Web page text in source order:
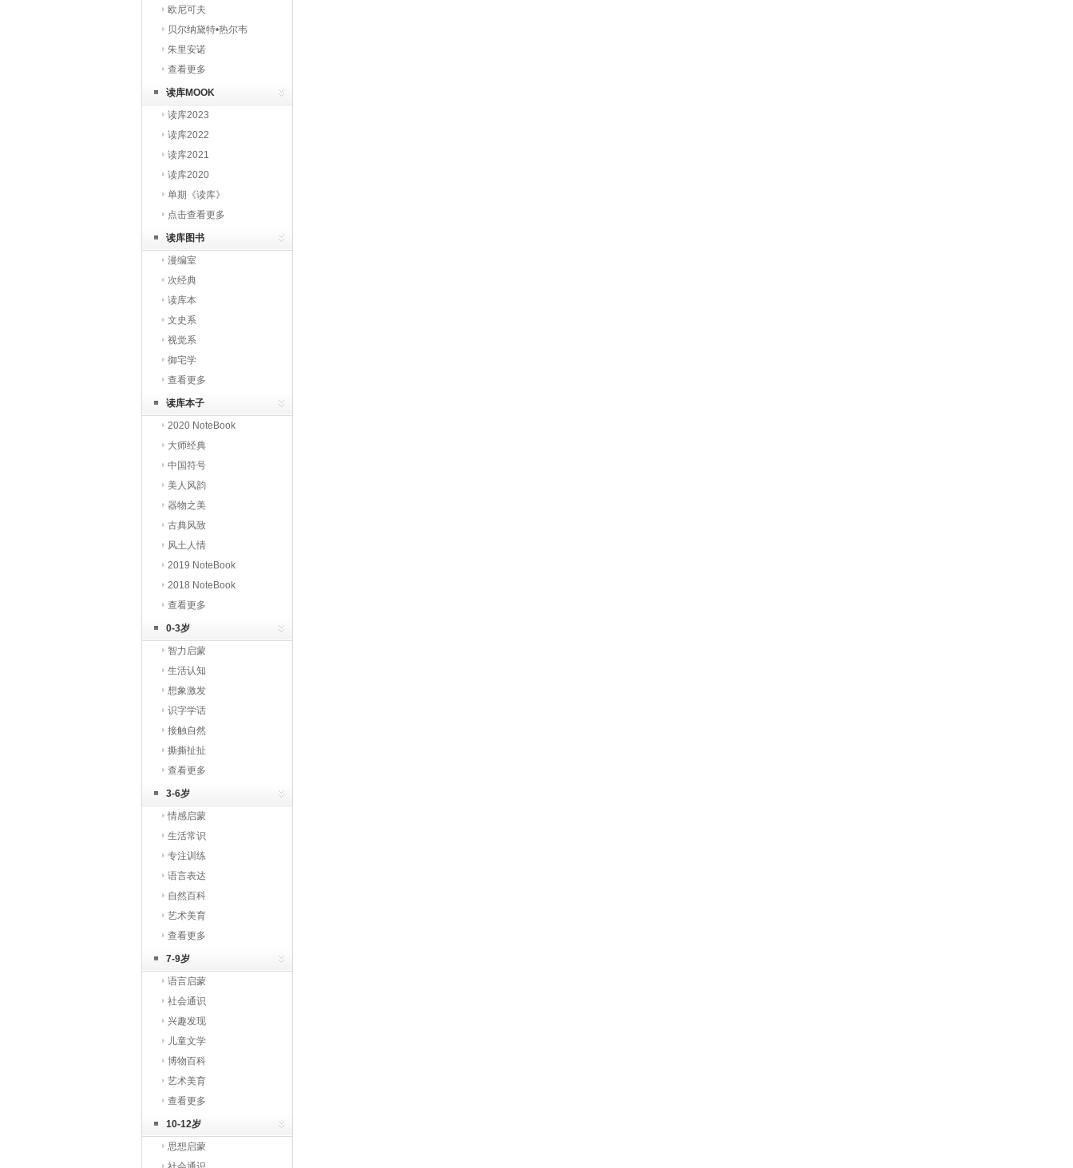
欧尼可夫
贝尔纳黛特•热尔韦
朱里安诺
查看更多
读库MOOK
读库2023
读库2022
读库2021
读库2020
单期《读库》
点击查看更多
读库图书
漫编室
次经典
读库本
文史系
视觉系
御宅学
查看更多
读库本子
2020 NoteBook
大师经典
中国符号
美人风韵
器物之美
古典风致
风土人情
2019 NoteBook
2018 NoteBook
查看更多
0-3岁
智力启蒙
生活认知
想象激发
识字学话
接触自然
撕撕扯扯
查看更多
3-6岁
情感启蒙
生活常识
专注训练
语言表达
自然百科
艺术美育
查看更多
7-9岁
语言启蒙
社会通识
兴趣发现
儿童文学
博物百科
艺术美育
查看更多
10-12岁
思想启蒙